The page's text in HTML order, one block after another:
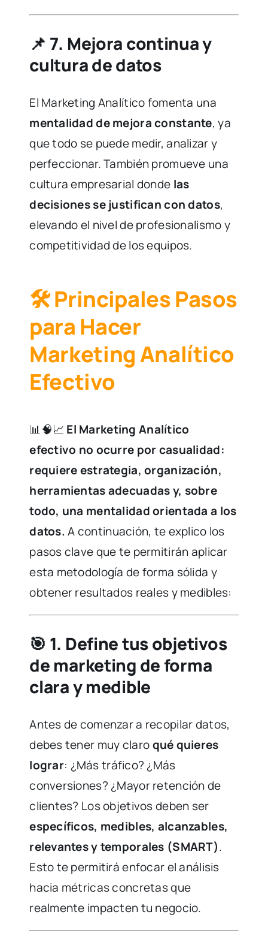
📌 7. Mejora continua y
cultura de datos
El Marketing Analítico fomenta una
mentalidad de mejora constante, ya
que todo se puede medir, analizar y
perfeccionar. También promueve una
cultura empresarial donde las
decisiones se justifican con datos,
elevando el nivel de profesionalismo y
competitividad de los equipos.
🛠️ Principales Pasos
para Hacer
Marketing Analítico
Efectivo
📊🧠📈 El Marketing Analítico
efectivo no ocurre por casualidad:
requiere estrategia, organización,
herramientas adecuadas y, sobre
todo, una mentalidad orientada a los
datos. A continuación, te explico los
pasos clave que te permitirán aplicar
esta metodología de forma sólida y
obtener resultados reales y medibles:
🎯 1. Define tus objetivos
de marketing de forma
clara y medible
Antes de comenzar a recopilar datos,
debes tener muy claroqué quieres
lograr: ¿Más tráfico? ¿Más
conversiones? ¿Mayor retención de
clientes? Los objetivos deben ser
específicos, medibles, alcanzables,
relevantes y temporales (SMART).
Esto te permitirá enfocar el análisis
hacia métricas concretas que
realmente impacten tu negocio.